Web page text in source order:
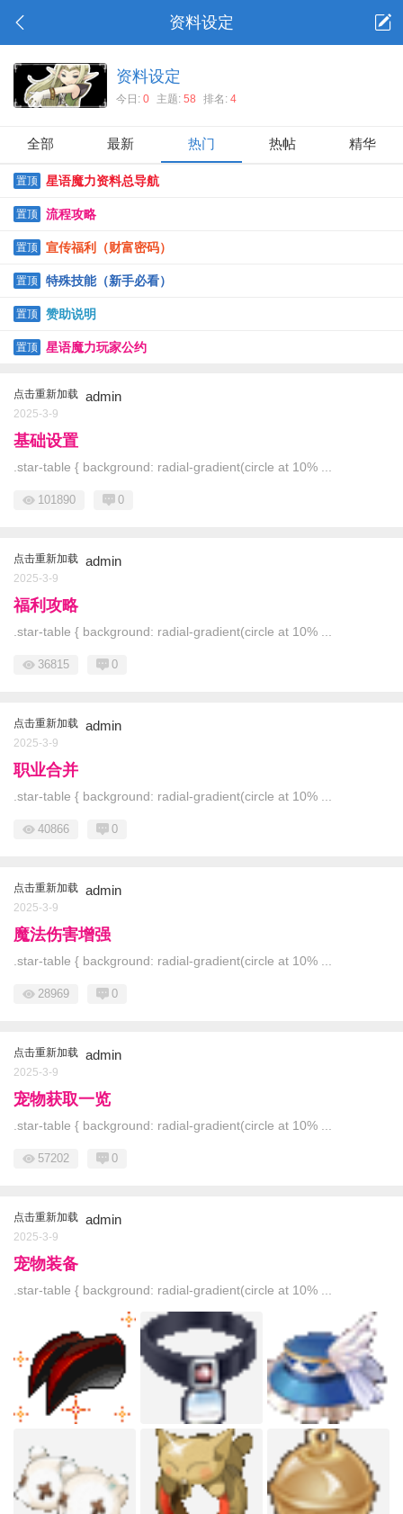
资料设定
资料设定
今日:0 主题:58 排名:4
全部 最新 热门 热帖 精华
置顶 星语魔力资料总导航
置顶 流程攻略
置顶 宣传福利（财富密码）
置顶 特殊技能（新手必看）
置顶 赞助说明
置顶 星语魔力玩家公约
点击重新加载 admin
2025-3-9
基础设置
.star-table { background: radial-gradient(circle at 10% ...
101890 0
点击重新加载 admin
2025-3-9
福利攻略
.star-table { background: radial-gradient(circle at 10% ...
36815 0
点击重新加载 admin
2025-3-9
职业合并
.star-table { background: radial-gradient(circle at 10% ...
40866 0
点击重新加载 admin
2025-3-9
魔法伤害增强
.star-table { background: radial-gradient(circle at 10% ...
28969 0
点击重新加载 admin
2025-3-9
宠物获取一览
.star-table { background: radial-gradient(circle at 10% ...
57202 0
点击重新加载 admin
2025-3-9
宠物装备
.star-table { background: radial-gradient(circle at 10% ...